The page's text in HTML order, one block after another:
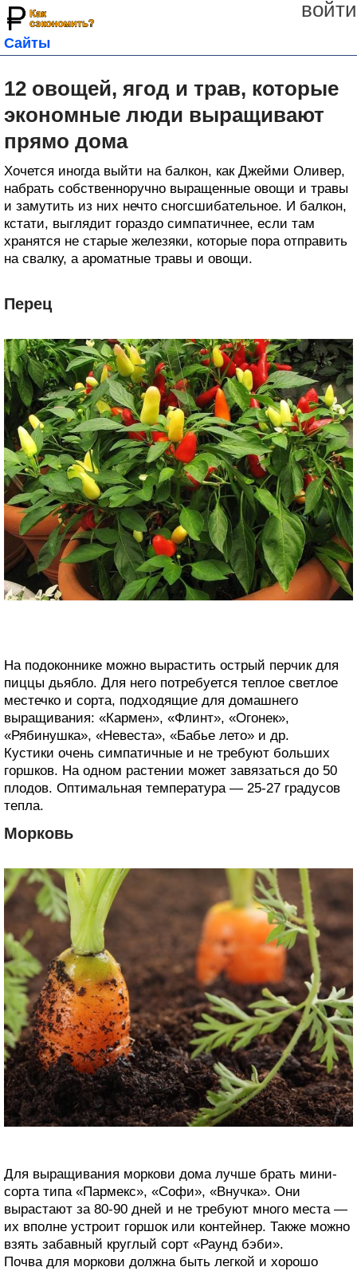
войти
Сайты
12 овощей, ягод и трав, которые
экономные люди выращивают
прямо дома
Хочется иногда выйти на балкон, как Джейми Оливер,
набрать собственноручно выращенные овощи и травы
и замутить из них нечто сногсшибательное. И балкон,
кстати, выглядит гораздо симпатичнее, если там
хранятся не старые железяки, которые пора отправить
на свалку, а ароматные травы и овощи.
Перец
На подоконнике можно вырастить острый перчик для
пиццы дьябло. Для него потребуется теплое светлое
местечко и сорта, подходящие для домашнего
выращивания: «Кармен», «Флинт», «Огонек»,
«Рябинушка», «Невеста», «Бабье лето» и др.
Кустики очень симпатичные и не требуют больших
горшков. На одном растении может завязаться до 50
плодов. Оптимальная температура — 25-27 градусов
тепла.
Морковь
Для выращивания моркови дома лучше брать мини-
сорта типа «Пармекс», «Софи», «Внучка». Они
вырастают за 80-90 дней и не требуют много места —
их вполне устроит горшок или контейнер. Также можно
взять забавный круглый сорт «Раунд бэби».
Почва для моркови должна быть легкой и хорошо